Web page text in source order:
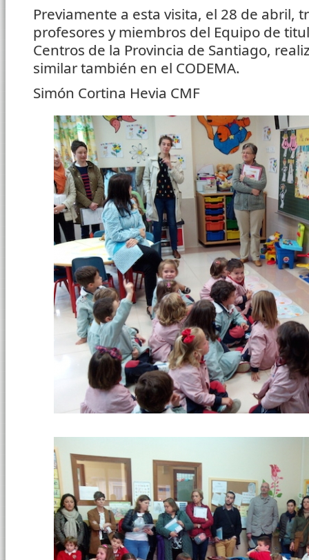
Previamente a esta visita, el 28 de abril,
profesores y miembros del Equipo de
Centros de la Provincia de Santiago,
similar también en el CODEMA.
Simón Cortina Hevia CMF